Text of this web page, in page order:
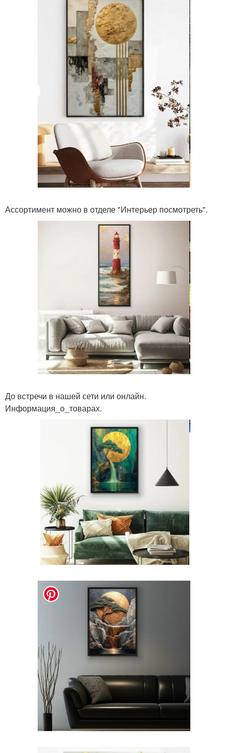
Ассортимент можно в отделе "Интерьер посмотреть".
До встречи в нашей сети или онлайн.
Информация_о_товарах.